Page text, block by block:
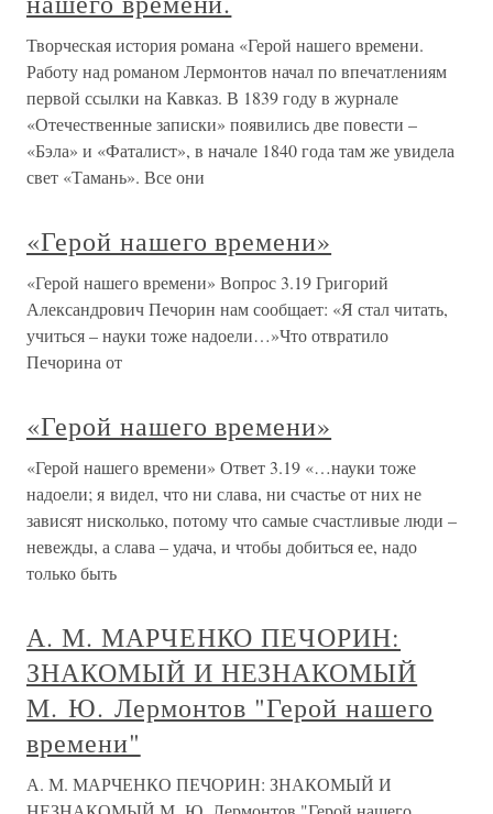
Творческая история романа «Герой нашего времени.
Работу над романом Лермонтов начал по впечатлениям
первой ссылки на Кавказ. В 1839 году в журнале
«Отечественные записки» появились две повести –
«Бэла» и «Фаталист», в начале 1840 года там же увидела
свет «Тамань». Все они
«Герой нашего времени»
«Герой нашего времени» Вопрос 3.19 Григорий
Александрович Печорин нам сообщает: «Я стал читать,
учиться – науки тоже надоели…»Что отвратило
Печорина от
«Герой нашего времени»
«Герой нашего времени» Ответ 3.19 «…науки тоже
надоели; я видел, что ни слава, ни счастье от них не
зависят нисколько, потому что самые счастливые люди –
невежды, а слава – удача, и чтобы добиться ее, надо
только быть
А. М. МАРЧЕНКО ПЕЧОРИН:
ЗНАКОМЫЙ И НЕЗНАКОМЫЙ
М. Ю. Лермонтов "Герой нашего
времени"
А. М. МАРЧЕНКО ПЕЧОРИН: ЗНАКОМЫЙ И